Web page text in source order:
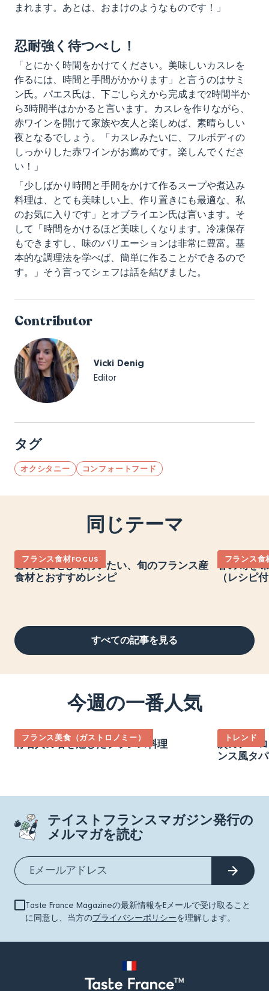
まれます。あとは、おまけのようなものです！」
忍耐強く待つべし！
「とにかく時間をかけてください。美味しいカスレを
作るには、時間と手間がかかります」と言うのはサミ
ン氏。パエス氏は、下ごしらえから完成まで2時間半か
ら3時間半はかかると言います。カスレを作りながら、
赤ワインを開けて家族や友人と楽しめば、素晴らしい
夜となるでしょう。「カスレみたいに、フルボディの
しっかりした赤ワインがお薦めです。楽しんでくださ
い！」
「少しばかり時間と手間をかけて作るスープや煮込み
料理は、とても美味しい上、作り置きにも最適な、私
のお気に入りです」とオブライエン氏は言います。そ
して「時間をかけるほど美味しくなります。冷凍保存
もできますし、味のバリエーションは非常に豊富。基
本的な調理法を学べば、簡単に作ることができるので
す。」そう言ってシェフは話を結びました。
Contributor
Vicki Denig
Editor
タグ
オクシタニー コンフォートフード
同じテーマ
フランス食材FOCUS
この夏にぜひ味わいたい、旬のフランス産
食材とおすすめレシピ
フランス食
春の旬を
（レシピ
すべての記事を見る
今週の一番人気
フランス美食（ガストロノミー）
有名人の名を冠したフランス料理
トレンド
次のアペ
ンス風タ
テイストフランスマガジン発行の
メルマガを読む
Taste France Magazineの最新情報をEメールで受け取ること
に同意し、当方のプライバシーポリシーを理解します。